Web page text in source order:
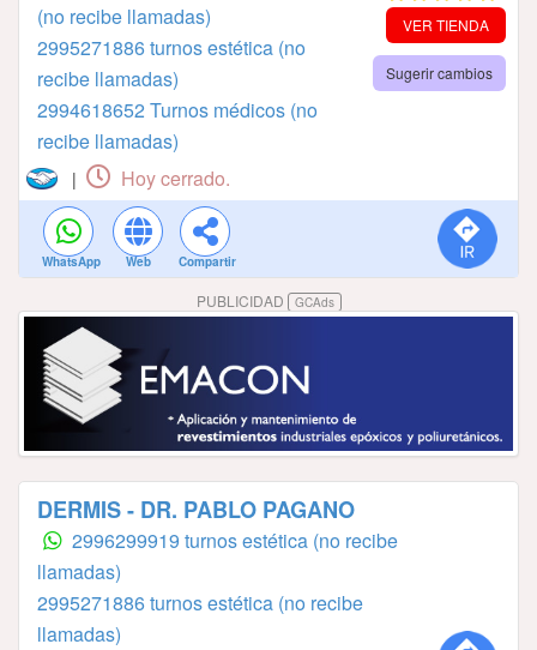
(no recibe llamadas)
2995271886 turnos estética (no
recibe llamadas)
2994618652 Turnos médicos (no
recibe llamadas)
VER TIENDA
Sugerir cambios
| Hoy cerrado.
WhatsApp Web Compartir
PUBLICIDAD GCAds
DERMIS - DR. PABLO PAGANO
2996299919 turnos estética (no recibe
llamadas)
2995271886 turnos estética (no recibe
llamadas)